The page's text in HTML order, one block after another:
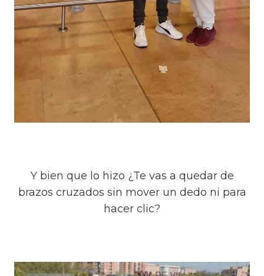
Y bien que lo hizo ¿Te vas a quedar de
brazos cruzados sin mover un dedo ni para
hacer clic?